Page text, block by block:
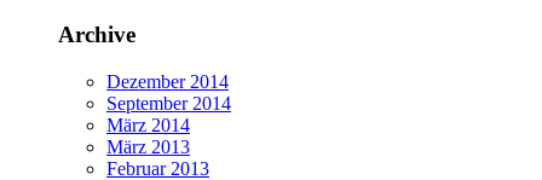
Archive
Dezember 2014
September 2014
März 2014
März 2013
Februar 2013